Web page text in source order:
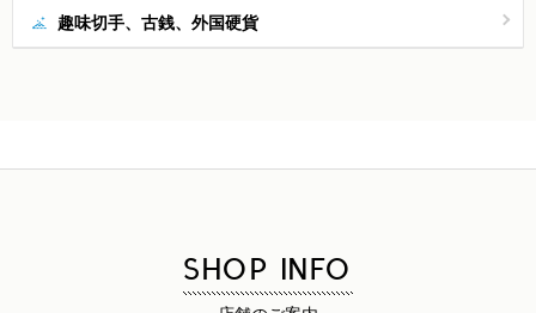
趣味切手、古銭、外国硬貨
SHOP INFO